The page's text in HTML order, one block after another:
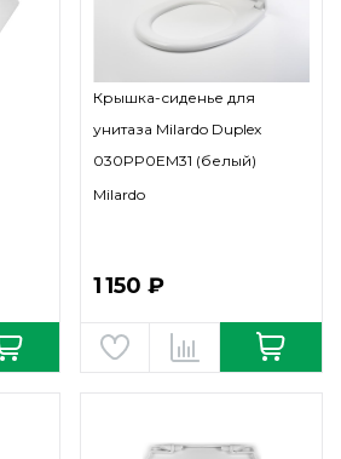
Крышка-сиденье для
унитаза Milardo Duplex
030PP0EM31 (белый)
Milardo
1 150 ₽